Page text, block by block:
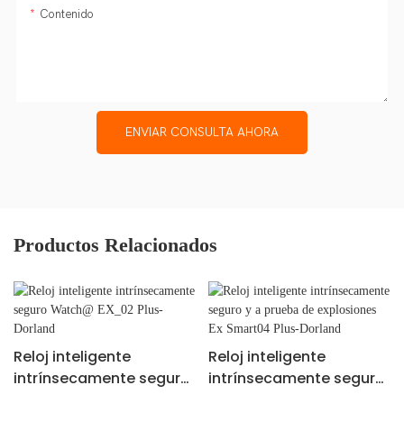
Contenido
ENVIAR CONSULTA AHORA
Productos Relacionados
Reloj inteligente
intrínsecamente seguro
Reloj inteligente
intrínsecamente seguro